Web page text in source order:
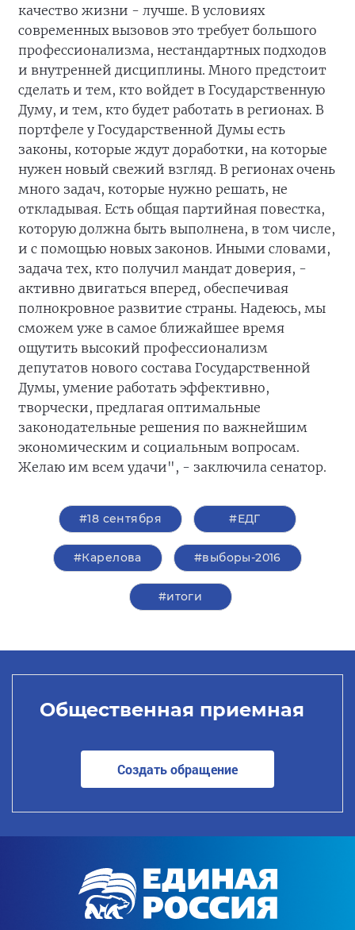
качество жизни - лучше. В условиях
современных вызовов это требует большого
профессионализма, нестандартных подходов
и внутренней дисциплины. Много предстоит
сделать и тем, кто войдет в Государственную
Думу, и тем, кто будет работать в регионах. В
портфеле у Государственной Думы есть
законы, которые ждут доработки, на которые
нужен новый свежий взгляд. В регионах очень
много задач, которые нужно решать, не
откладывая. Есть общая партийная повестка,
которую должна быть выполнена, в том числе,
и с помощью новых законов. Иными словами,
задача тех, кто получил мандат доверия, -
активно двигаться вперед, обеспечивая
полнокровное развитие страны. Надеюсь, мы
сможем уже в самое ближайшее время
ощутить высокий профессионализм
депутатов нового состава Государственной
Думы, умение работать эффективно,
творчески, предлагая оптимальные
законодательные решения по важнейшим
экономическим и социальным вопросам.
Желаю им всем удачи", - заключила сенатор.
#18 сентября #ЕДГ
#Карелова #выборы-2016
#итоги
Общественная приемная
Создать обращение